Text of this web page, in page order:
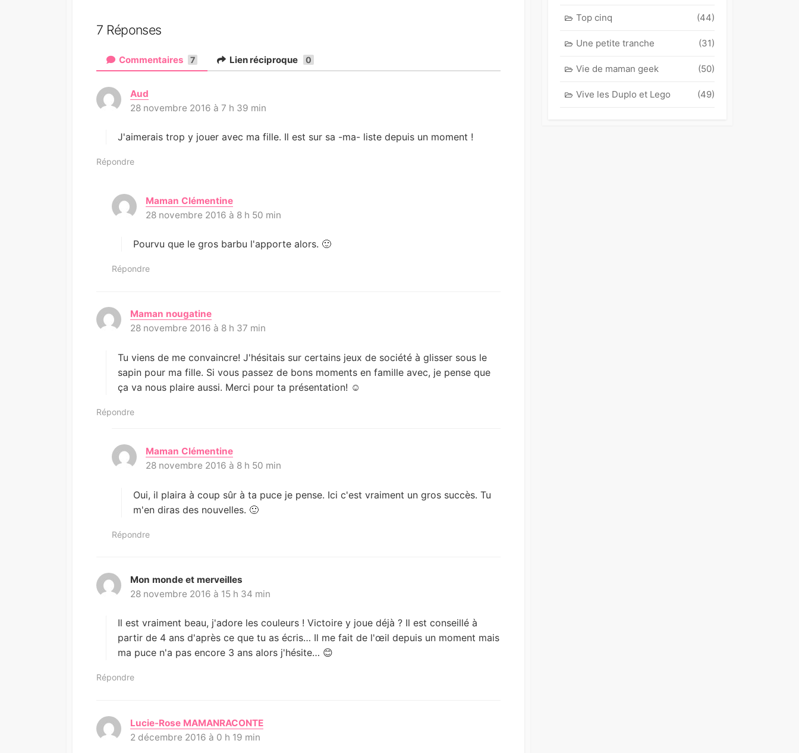
7 Réponses
Commentaires 7 Lien réciproque 0
Aud
i
:
28 novembre 2016 à 7 h 39 min
J'aimerais trop y jouer avec ma fille. Il est sur sa -ma- liste depuis un moment !
Répondre
Maman Clémentined
i
:
28 novembre 2016 à 8 h 50 min
Pourvu que le gros barbu l'apporte alors. 🙂
Répondre
Maman nougatine
i
:
28 novembre 2016 à 8 h 37 min
Tu viens de me convaincre! J'hésitais sur certains jeux de société à glisser sous le
sapin pour ma fille. Si vous passez de bons moments en famille avec, je pense que
ça va nous plaire aussi. Merci pour ta présentation! ☺
Répondre
Maman Clémentined
i
:
28 novembre 2016 à 8 h 50 min
Oui, il plaira à coup sûr à ta puce je pense. Ici c'est vraiment un gros succès. Tu
m'en diras des nouvelles. 🙂
Répondre
Mon monde et merveilles
i
28 novembre 2016 à 15 h 34 min
Il est vraiment beau, j'adore les couleurs ! Victoire y joue déjà ? Il est conseillé à
partir de 4 ans d'après ce que tu as écris… Il me fait de l'œil depuis un moment mais
ma puce n'a pas encore 3 ans alors j'hésite… 😊
Répondre
Lucie-Rose MAMANRACONTE
2 décembre 2016 à 0 h 19 min
Top cinq (44)
Une petite tranche (31)
Vie de maman geek (50)
Vive les Duplo et Lego (49)